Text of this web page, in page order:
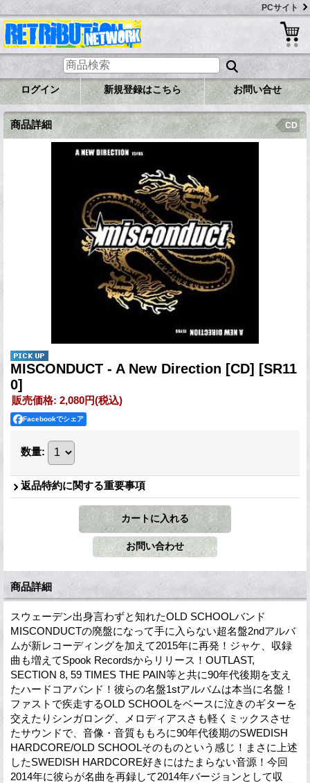
PCサイト
ログイン 新規登録はこちら お問い合せ
商品詳細 CD
MISCONDUCT - A New Direction [CD] [SR11
0]
販売価格: 2,080円(税込)
Facebookでシェア
数量:
返品特約に関する重要事項
商品詳細
スウェーデン出身言わずと知れたOLD SCHOOLバンド
MISCONDUCTの廃盤になって手に入らない超名盤2ndアルバ
ムが新レコーディングを加えて2015年に再発！ジャケ、収録
曲も増えてSpook Recordsからリリース！OUTLAST,
SECTION 8, 59 TIMES THE PAIN等と共に90年代後期を支え
たハードコアバンド！彼らの名盤1stアルバムは本当に名盤！
ファストで疾走するOLD SCHOOLをベースに泣きのギターを
交えたりシンガロング、メロディアスさも軽くミックスさせ
たサウンドで、音像・音質ももろに90年代後期のSWEDISH
HARDCORE/OLD SCHOOLそのものという感じ！まさに上述
したSWEDISH HARDCORE好きにはたまらない音源！今回
2014年に彼らが名曲を再録して2014年バージョンとして収